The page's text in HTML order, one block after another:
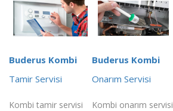
Buderus Kombi
Tamir Servisi
Kombi tamir servisi
Buderus Kombi
Onarım Servisi
Kombi onarım servisi